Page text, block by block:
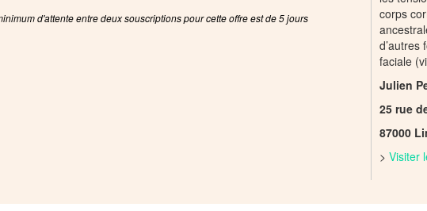
d'attente entre deux souscriptions pour cette offre est de 5 jours
corps
d’autres
faciale
Julien
25 rue
87000
> Visiter